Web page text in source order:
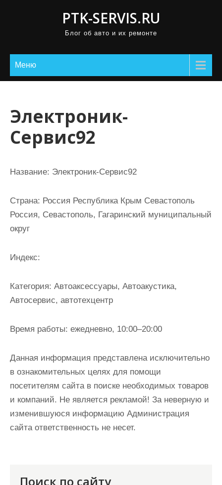
PTK-SERVIS.RU
Блог об авто и их ремонте
Меню
Электроник-
Сервис92
Название: Электроник-Сервис92
Страна: Россия Республика Крым Севастополь
Россия, Севастополь, Гагаринский муниципальный
округ
Индекс:
Категория: Автоаксессуары, Автоакустика,
Автосервис, автотехцентр
Время работы: ежедневно, 10:00–20:00
Данная информация представлена исключительно
в ознакомительных целях для помощи
посетителям сайта в поиске необходимых товаров
и компаний. Не является рекламой! За неверную и
изменившуюся информацию Администрация
сайта ответственность не несет.
Поиск по сайту